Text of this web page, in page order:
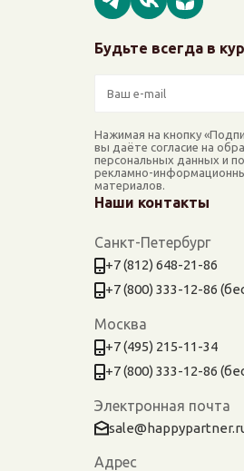
Будьте всегда в
Нажимая на кнопку
вы даёте согласие на
персональных данных и
рекламно-
материалов.
Наши контакты
Санкт-Петербург
+7 (812) 648-21-86
+7 (800) 333-12-86
Москва
+7 (495) 215-11-34
+7 (800) 333-12-86
Электронная почта
Адрес